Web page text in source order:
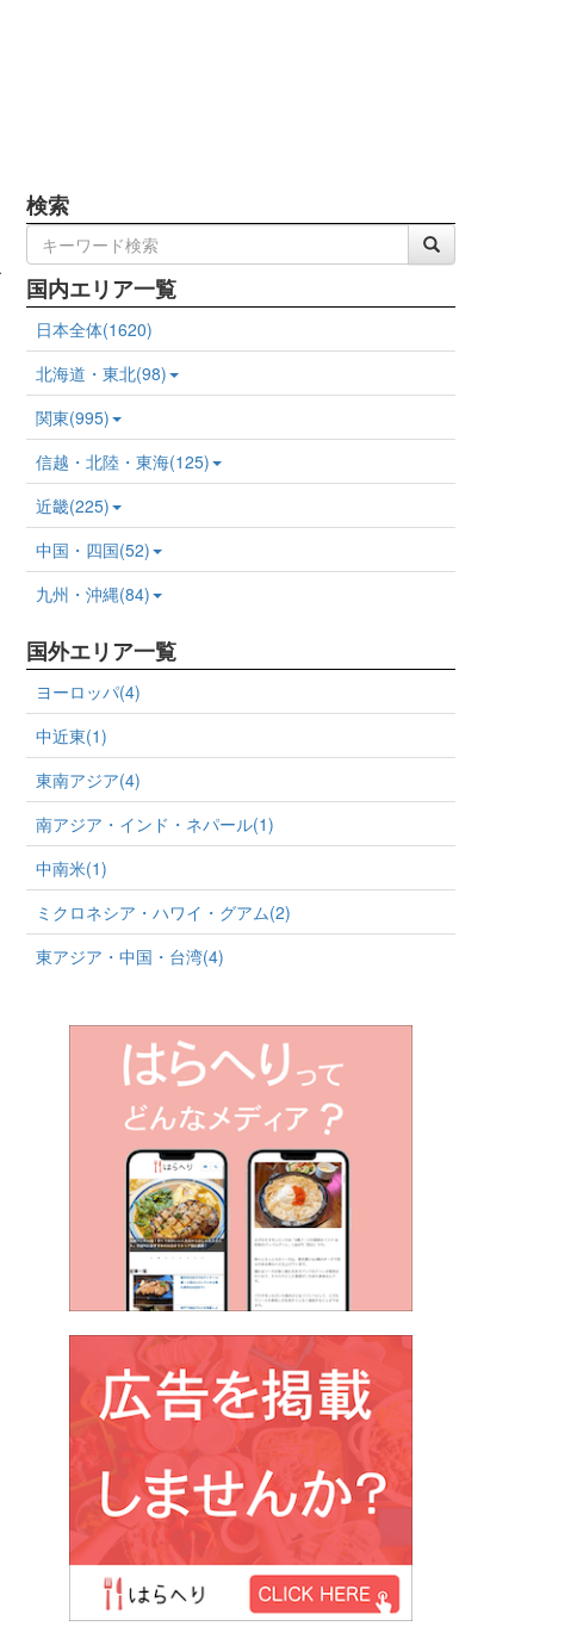
検索
国内エリア一覧
日本全体(1620)
北海道・東北(98)
関東(995)
信越・北陸・東海(125)
近畿(225)
中国・四国(52)
九州・沖縄(84)
国外エリア一覧
ヨーロッパ(4)
中近東(1)
東南アジア(4)
南アジア・インド・ネパール(1)
中南米(1)
ミクロネシア・ハワイ・グアム(2)
東アジア・中国・台湾(4)